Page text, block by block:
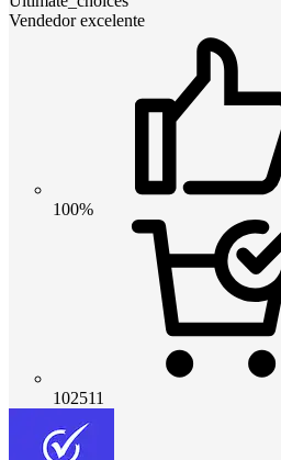
Vendedor excelente
100%
102511